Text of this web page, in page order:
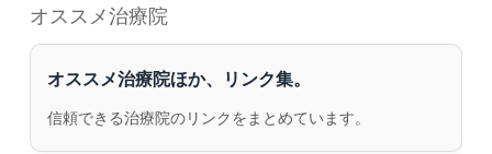
オススメ治療院
オススメ治療院ほか、リンク集。
信頼できる治療院のリンクをまとめています。